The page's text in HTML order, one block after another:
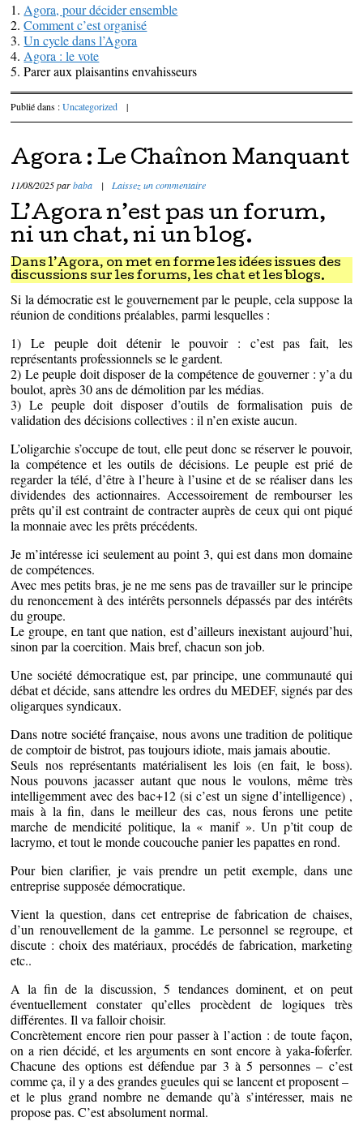
1.Agora, pour décider ensemble
2.Comment c’est organisé
3.Un cycle dans l’Agora
4.Agora : le vote
5. Parer aux plaisantins envahisseurs
Publié dans :Uncategorized |
Agora : Le Chaînon Manquant
11/08/2025parbaba | Laissez un commentaire
L’Agora n’est pas un forum,
ni un chat, ni un blog.
Dans l’Agora, on met en forme les idées issues des
discussions sur les forums, les chat et les blogs.
Si la démocratie est le gouvernement par le peuple, cela suppose la
réunion de conditions préalables, parmi lesquelles :
1) Le peuple doit détenir le pouvoir : c’est pas fait, les
représentants professionnels se le gardent.
2) Le peuple doit disposer de la compétence de gouverner : y’a du
boulot, après 30 ans de démolition par les médias.
3) Le peuple doit disposer d’outils de formalisation puis de
validation des décisions collectives : il n’en existe aucun.
L’oligarchie s’occupe de tout, elle peut donc se réserver le pouvoir,
la compétence et les outils de décisions. Le peuple est prié de
regarder la télé, d’être à l’heure à l’usine et de se réaliser dans les
dividendes des actionnaires. Accessoirement de rembourser les
prêts qu’il est contraint de contracter auprès de ceux qui ont piqué
la monnaie avec les prêts précédents.
Je m’intéresse ici seulement au point 3, qui est dans mon domaine
de compétences.
Avec mes petits bras, je ne me sens pas de travailler sur le principe
du renoncement à des intérêts personnels dépassés par des intérêts
du groupe.
Le groupe, en tant que nation, est d’ailleurs inexistant aujourd’hui,
sinon par la coercition. Mais bref, chacun son job.
Une société démocratique est, par principe, une communauté qui
débat et décide, sans attendre les ordres du MEDEF, signés par des
oligarques syndicaux.
Dans notre société française, nous avons une tradition de politique
de comptoir de bistrot, pas toujours idiote, mais jamais aboutie.
Seuls nos représentants matérialisent les lois (en fait, le boss).
Nous pouvons jacasser autant que nous le voulons, même très
intelligemment avec des bac+12 (si c’est un signe d’intelligence) ,
mais à la fin, dans le meilleur des cas, nous ferons une petite
marche de mendicité politique, la « manif ». Un p’tit coup de
lacrymo, et tout le monde coucouche panier les papattes en rond.
Pour bien clarifier, je vais prendre un petit exemple, dans une
entreprise supposée démocratique.
Vient la question, dans cet entreprise de fabrication de chaises,
d’un renouvellement de la gamme. Le personnel se regroupe, et
discute : choix des matériaux, procédés de fabrication, marketing
etc..
A la fin de la discussion, 5 tendances dominent, et on peut
éventuellement constater qu’elles procèdent de logiques très
différentes. Il va falloir choisir.
Concrètement encore rien pour passer à l’action : de toute façon,
on a rien décidé, et les arguments en sont encore à yaka-foferfer.
Chacune des options est défendue par 3 à 5 personnes – c’est
comme ça, il y a des grandes gueules qui se lancent et proposent –
et le plus grand nombre ne demande qu’à s’intéresser, mais ne
propose pas. C’est absolument normal.